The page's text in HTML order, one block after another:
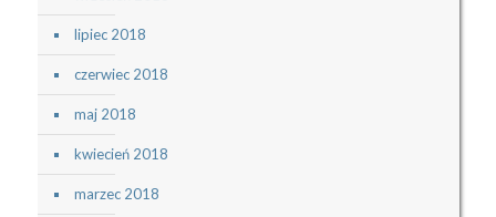
lipiec 2018
czerwiec 2018
maj 2018
kwiecień 2018
marzec 2018